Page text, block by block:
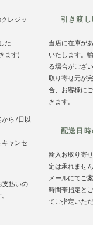
レジッ
た
ます)
ら7日以
ャンセ
支払いの
引き渡し
当店に在庫が
いたします。
る場合がござい
取り寄せ元が
合、お客様に
きます。
配送日
輸入お取り寄
定は承れませ
メールにてご
時間帯指定と
てご指定いただ